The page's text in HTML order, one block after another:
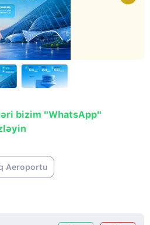
bizim "WhatsApp"
Aeroportu